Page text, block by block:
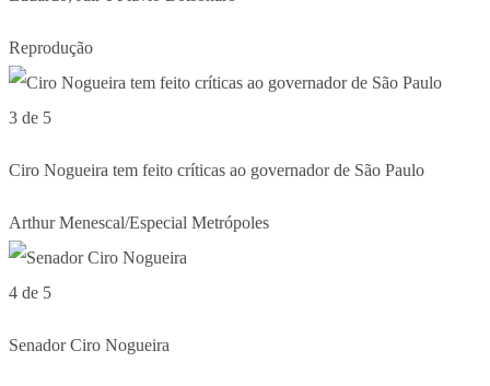
Reprodução
3 de 5
Ciro Nogueira tem feito críticas ao governador de São Paulo
Arthur Menescal/Especial Metrópoles
4 de 5
Senador Ciro Nogueira